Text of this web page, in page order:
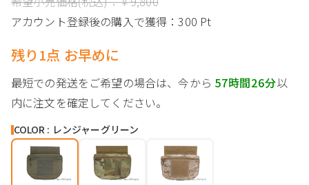
アカウント登録後の購入で獲得：300 Pt
残り1点 お早めに
最短での発送をご希望の場合は、今から 57時間26分以
内に注文を確定してください。
COLOR : レンジャーグリーン